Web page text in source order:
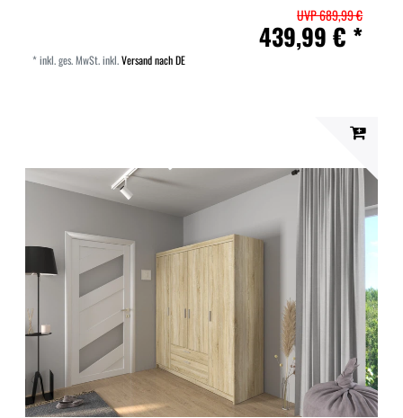
UVP 689,99 €
439,99 € *
*inkl. ges. MwSt.inkl.Versand nach DE